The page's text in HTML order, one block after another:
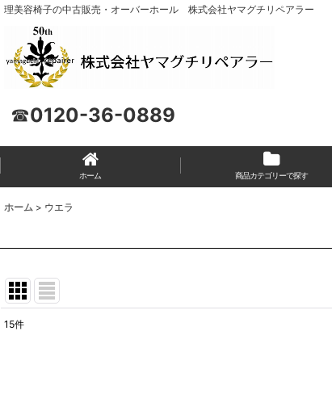
理美容椅子の中古販売・オーバーホール 株式会社ヤマグチリペアラー
☎0120-36-0889
ホーム 商品カテゴリーで探す
ホーム > ウエラ
15件